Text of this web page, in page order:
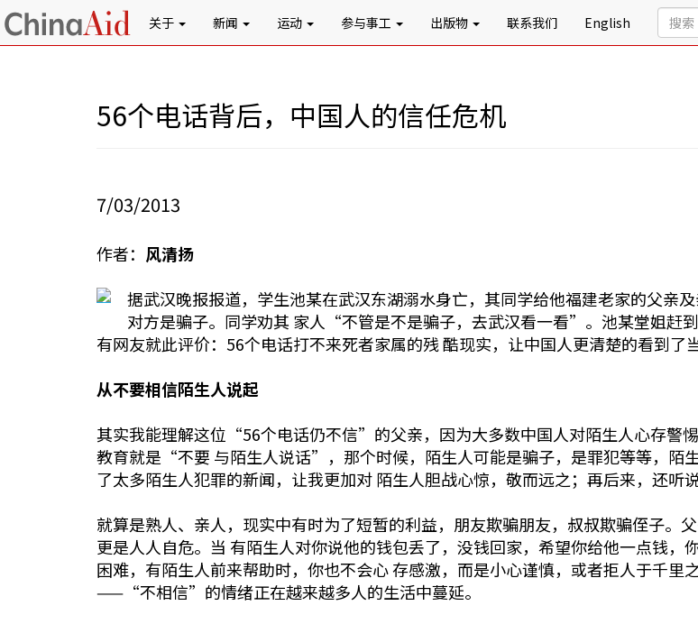
关于 新闻 运动 参与事工 出版物 联系我们 English
56个电话背后，中国人的信任危机
7/03/2013
作者： 风清扬
据武汉晚报报道，学生池某在武汉东湖溺水身亡，其同学给他福建老家的父亲
对方是骗子。同学劝其 家人“不管是不是骗子，去武汉看一看”。池某堂姐赶
有网友就此评价：56个电话打不来死者家属的残 酷现实，让中国人更清楚的看到了
从不要相信陌生人说起
其实我能理解这位“56个电话仍不信”的父亲，因为大多数中国人对陌生人心存警
教育就是“不要 与陌生人说话”，那个时候，陌生人可能是骗子，是罪犯等等，陌
了太多陌生人犯罪的新闻，让我更加对 陌生人胆战心惊，敬而远之；再后来，还听
就算是熟人、亲人，现实中有时为了短暂的利益，朋友欺骗朋友，叔叔欺骗侄子。
更是人人自危。当 有陌生人对你说他的钱包丢了，没钱回家，希望你给他一点钱
困难，有陌生人前来帮助时，你也不会心 存感激，而是小心谨慎，或者拒人于千
——“不相信”的情绪正在越来越多人的生活中蔓延。